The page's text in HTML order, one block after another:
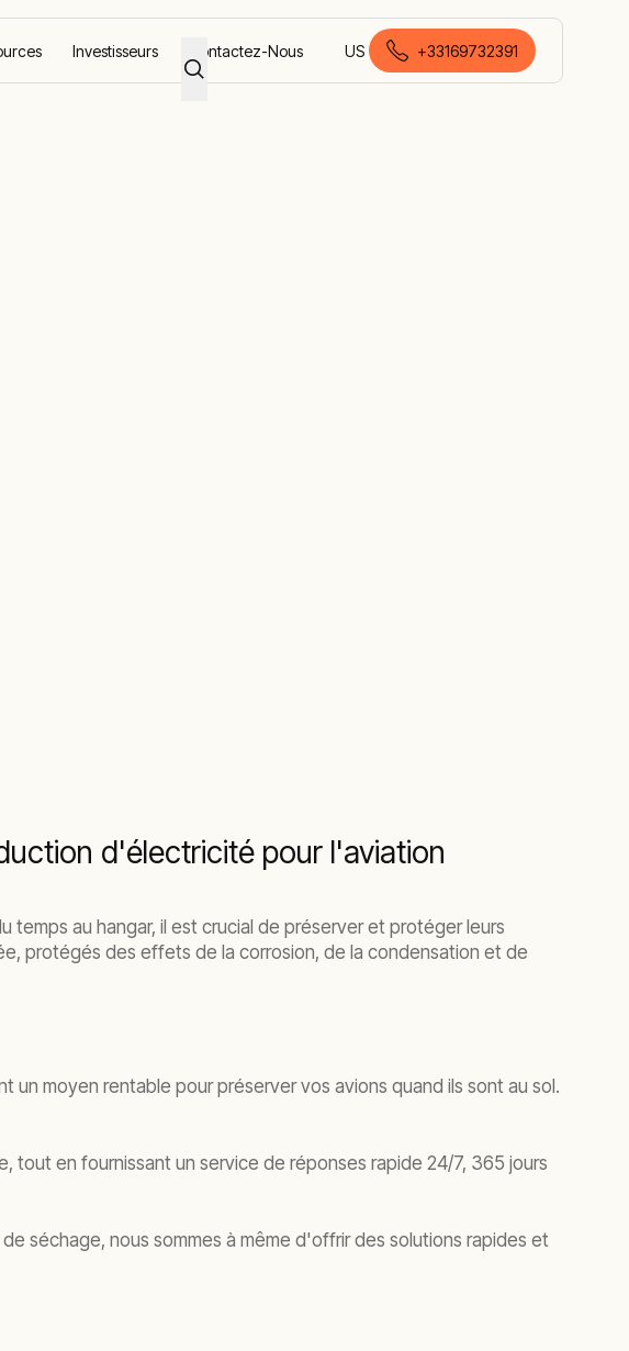
Investisseurs Contactez-Nous US
français (France)
+33169732391
d'électricité pour l'aviation
temps au hangar, il est crucial de préserver et protéger leurs
protégés des effets de la corrosion, de la condensation et de
moyen rentable pour préserver vos avions quand ils sont au sol.
tout en fournissant un service de réponses rapide 24/7, 365 jours
séchage, nous sommes à même d'offrir des solutions rapides et